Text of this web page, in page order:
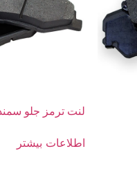
لنت ترمز جلو
اطلاعات بیشتر